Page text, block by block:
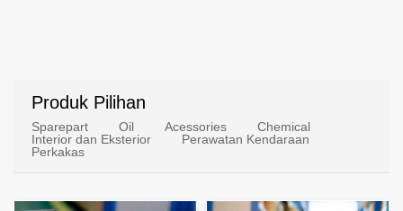
Produk Pilihan
Sparepart Oil Acessories
Chemical
Interior dan Eksterior
Perawatan Kendaraan
Perkakas